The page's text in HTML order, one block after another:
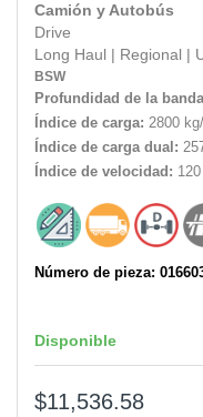
Camión y Autobús
Drive
Long Haul
Regional
BSW
Profundidad de la
Índice de carga: 2800
Índice de carga dual:
Índice de velocidad:
Número de pieza:
Disponible
$11,536.58